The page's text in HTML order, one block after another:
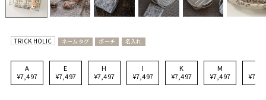
TRICK HOLIC ネームタグ ポーチ 名入れ
A
¥7,497
E
¥7,497
H
¥7,497
I
¥7,497
K
¥7,497
M
¥7,497